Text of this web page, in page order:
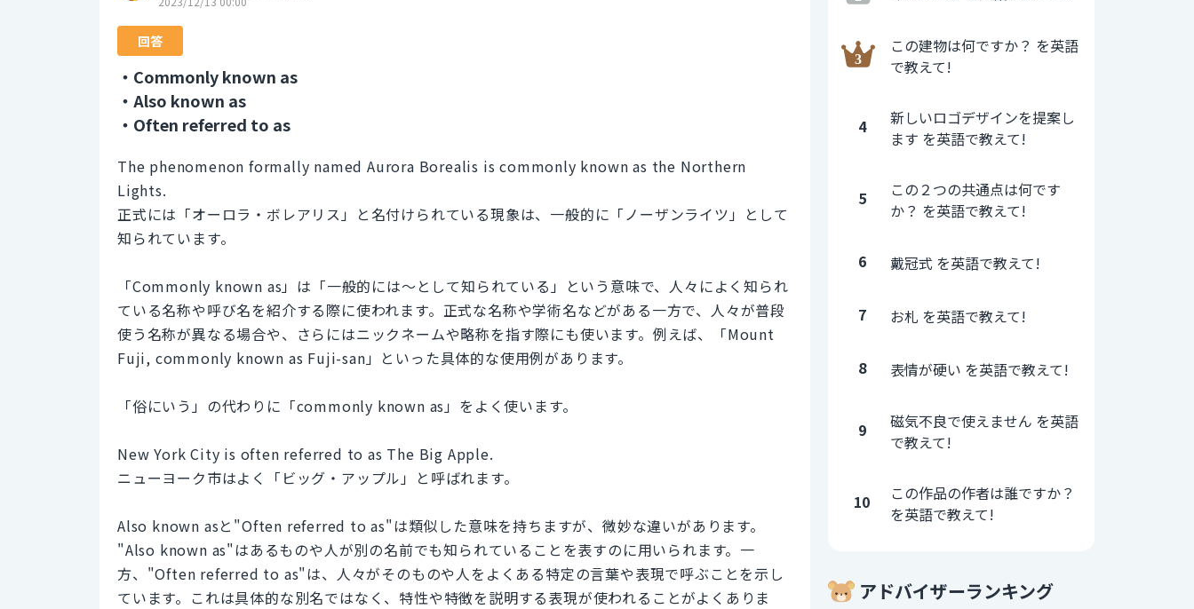
回答
・Commonly known as
・Also known as
・Often referred to as
The phenomenon formally named Aurora Borealis is commonly known as the Northern
Lights.
正式には「オーロラ・ボレアリス」と名付けられている現象は、一般的に「ノーザンライツ」として
知られています。
「Commonly known as」は「一般的には～として知られている」という意味で、人々によく知られ
ている名称や呼び名を紹介する際に使われます。正式な名称や学術名などがある一方で、人々が普段
使う名称が異なる場合や、さらにはニックネームや略称を指す際にも使います。例えば、「Mount
Fuji, commonly known as Fuji-san」といった具体的な使用例があります。
「俗にいう」の代わりに「commonly known as」をよく使います。
New York City is often referred to as The Big Apple.
ニューヨーク市はよく「ビッグ・アップル」と呼ばれます。
Also known asと"Often referred to as"は類似した意味を持ちますが、微妙な違いがあります。
"Also known as"はあるものや人が別の名前でも知られていることを表すのに用いられます。一
方、"Often referred to as"は、人々がそのものや人をよくある特定の言葉や表現で呼ぶことを示し
ています。これは具体的な別名ではなく、特性や特徴を説明する表現が使われることがよくありま
この建物は何ですか？ を英語
で教えて!
4
新しいロゴデザインを提案し
ます を英語で教えて!
5
この２つの共通点は何です
か？ を英語で教えて!
6 戴冠式 を英語で教えて!
7 お札 を英語で教えて!
8 表情が硬い を英語で教えて!
9
磁気不良で使えません を英語
で教えて!
10
この作品の作者は誰ですか？
を英語で教えて!
アドバイザーランキング